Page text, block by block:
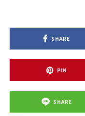
SHARE
PIN
SHARE